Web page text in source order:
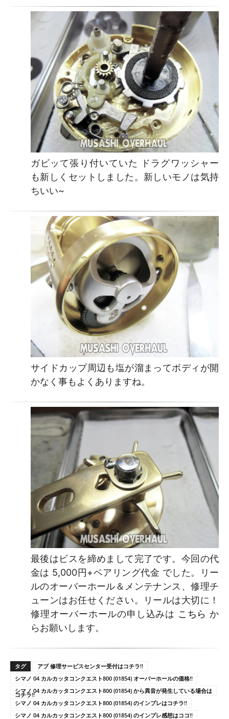
ガビッて張り付いていた ドラグワッシャー
も新しくセットしました。新しいモノは気持
ちいい~
サイドカップ周辺も塩が溜まってボディが開
かなく事もよくありますね。
最後はビスを締めまして完了です。今回の代
金は 5,000円+ベアリング代金 でした。リー
ルのオーバーホール＆メンテナンス、修理チ
ューンはお任せください。リールは大切に！
修理オーバーホールの申し込みは こちら か
らお願いします。
タグ
アブ 修理サービスセンター受付はコチラ!!
シマノ 04 カルカッタコンクエスト800 (01854) オーバーホールの価格!!
シマノ 04 カルカッタコンクエスト800 (01854) から異音が発生している場合は
コチラ!!
シマノ 04 カルカッタコンクエスト800 (01854) のインプレはコチラ!!
シマノ 04 カルカッタコンクエスト800 (01854) のインプレ感想はココ!!